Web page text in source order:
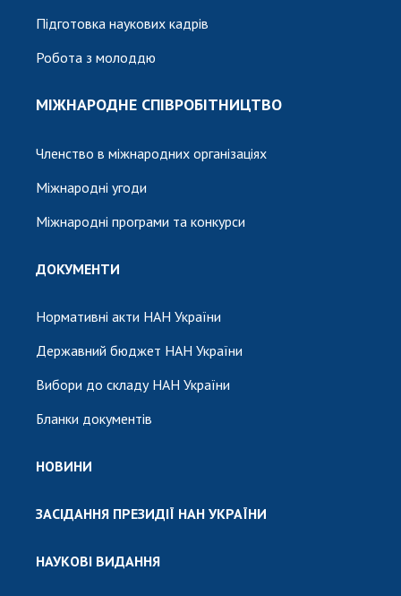
Підготовка наукових кадрів
Робота з молоддю
МІЖНАРОДНЕ СПІВРОБІТНИЦТВО
Членство в міжнародних організаціях
Міжнародні угоди
Міжнародні програми та конкурси
ДОКУМЕНТИ
Нормативні акти НАН України
Державний бюджет НАН України
Вибори до складу НАН України
Бланки документів
НОВИНИ
ЗАСІДАННЯ ПРЕЗИДІЇ НАН УКРАЇНИ
НАУКОВІ ВИДАННЯ